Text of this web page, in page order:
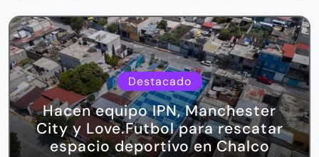
Destacado
Hacen equipo IPN, Manchester
City y Love.Futbol para rescatar
espacio deportivo en Chalco